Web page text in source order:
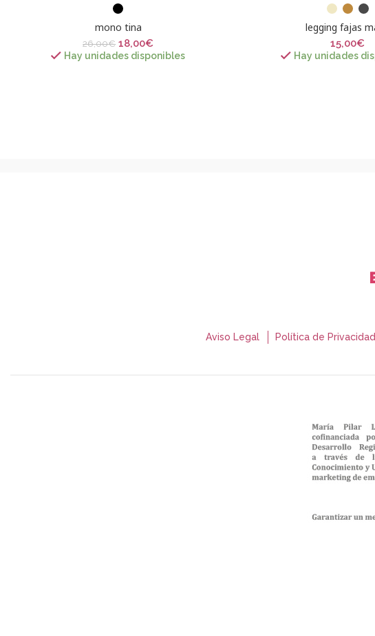
mono tina
26,00€ 18,00€
Hay unidades disponibles
legging fajas
15,00€
Hay unidades
Aviso Legal Política de Privacidad